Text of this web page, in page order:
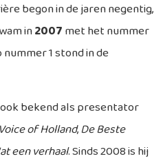
begon in de jaren negentig,
in2007met het nummer
1 stond in de
bekend als presentator
of Holland,De Beste
een verhaal. Sinds 2008 is hij